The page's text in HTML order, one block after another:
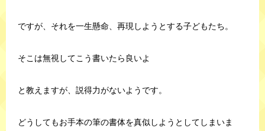
ですが、それを一生懸命、再現しようとする子どもたち。
そこは無視してこう書いたら良いよ
と教えますが、説得力がないようです。
どうしてもお手本の筆の書体を真似しようとしてしまいま